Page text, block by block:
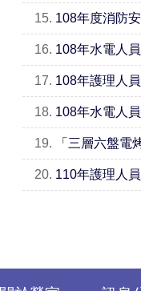
15. 108年度消防
16. 108年水電人
17. 108年護理人
18. 108年水電人
19. 「三層六盤電
20. 110年護理人